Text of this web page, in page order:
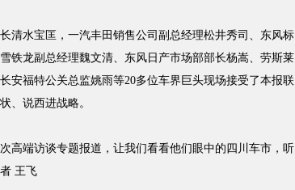
水宝匡，一汽丰田销售公司副总经理松井秀司、东风标
铁龙副总经理魏文清、东风日产市场部部长杨嵩、劳斯莱
安福特公关总监姚雨等20多位车界巨头现场接受了本报联
、说西进战略。
端访谈专题报道，让我们看看他们眼中的四川车市，听
王飞